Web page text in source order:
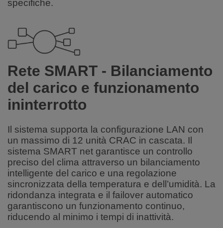
specifiche.
Rete SMART - Bilanciamento
del carico e funzionamento
ininterrotto
Il sistema supporta la configurazione LAN con
un massimo di 12 unità CRAC in cascata. Il
sistema SMART net garantisce un controllo
preciso del clima attraverso un bilanciamento
intelligente del carico e una regolazione
sincronizzata della temperatura e dell’umidità. La
ridondanza integrata e il failover automatico
garantiscono un funzionamento continuo,
riducendo al minimo i tempi di inattività.